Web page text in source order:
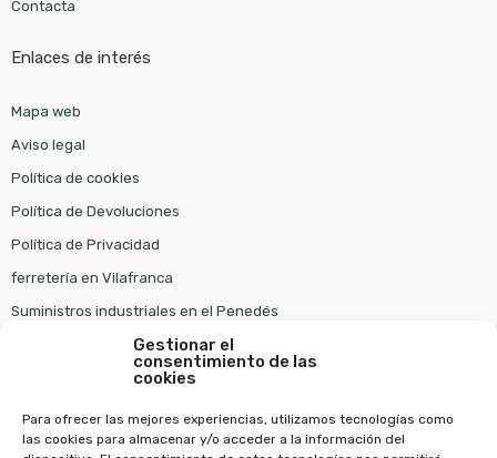
Gestionar el
consentimiento de las
cookies
Para ofrecer las mejores experiencias, utilizamos tecnologías como
las cookies para almacenar y/o acceder a la información del
Contacta
Enlaces de interés
Mapa web
Aviso legal
Política de cookies
Política de Devoluciones
Política de Privacidad
ferretería en Vilafranca
Suministros industriales en el Penedés